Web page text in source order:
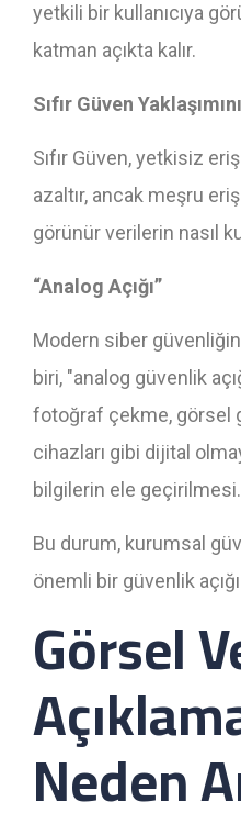
yetkili bir kullanıcıya
katman açıkta kalır.
Sıfır Güven
Sıfır Güven, yetkisiz
azaltır, ancak meşru
görünür verilerin nasıl
“Analog Açığı”
Modern siber
biri, "analog güvenlik
fotoğraf çekme, görsel
cihazları gibi dijital
bilgilerin ele geçirilmesi.
Bu durum, kurumsal
önemli bir güvenlik
Görsel
Neden